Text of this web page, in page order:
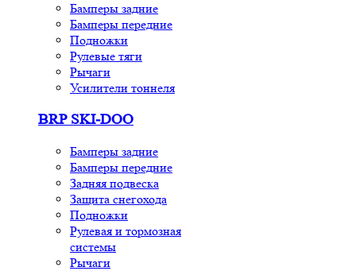
Бамперы задние
Бамперы передние
Подножки
Рулевые тяги
Рычаги
Усилители тоннеля
BRP SKI-DOO
Бамперы задние
Бамперы передние
Задняя подвеска
Защита снегохода
Подножки
Рулевая и тормозная
системы
Рычаги